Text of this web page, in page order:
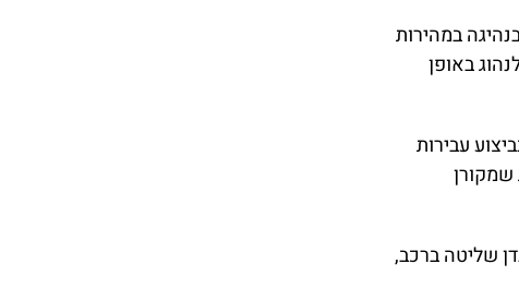
במהירות
באופן
עבירות
שמקורן
שליטה ברכב,